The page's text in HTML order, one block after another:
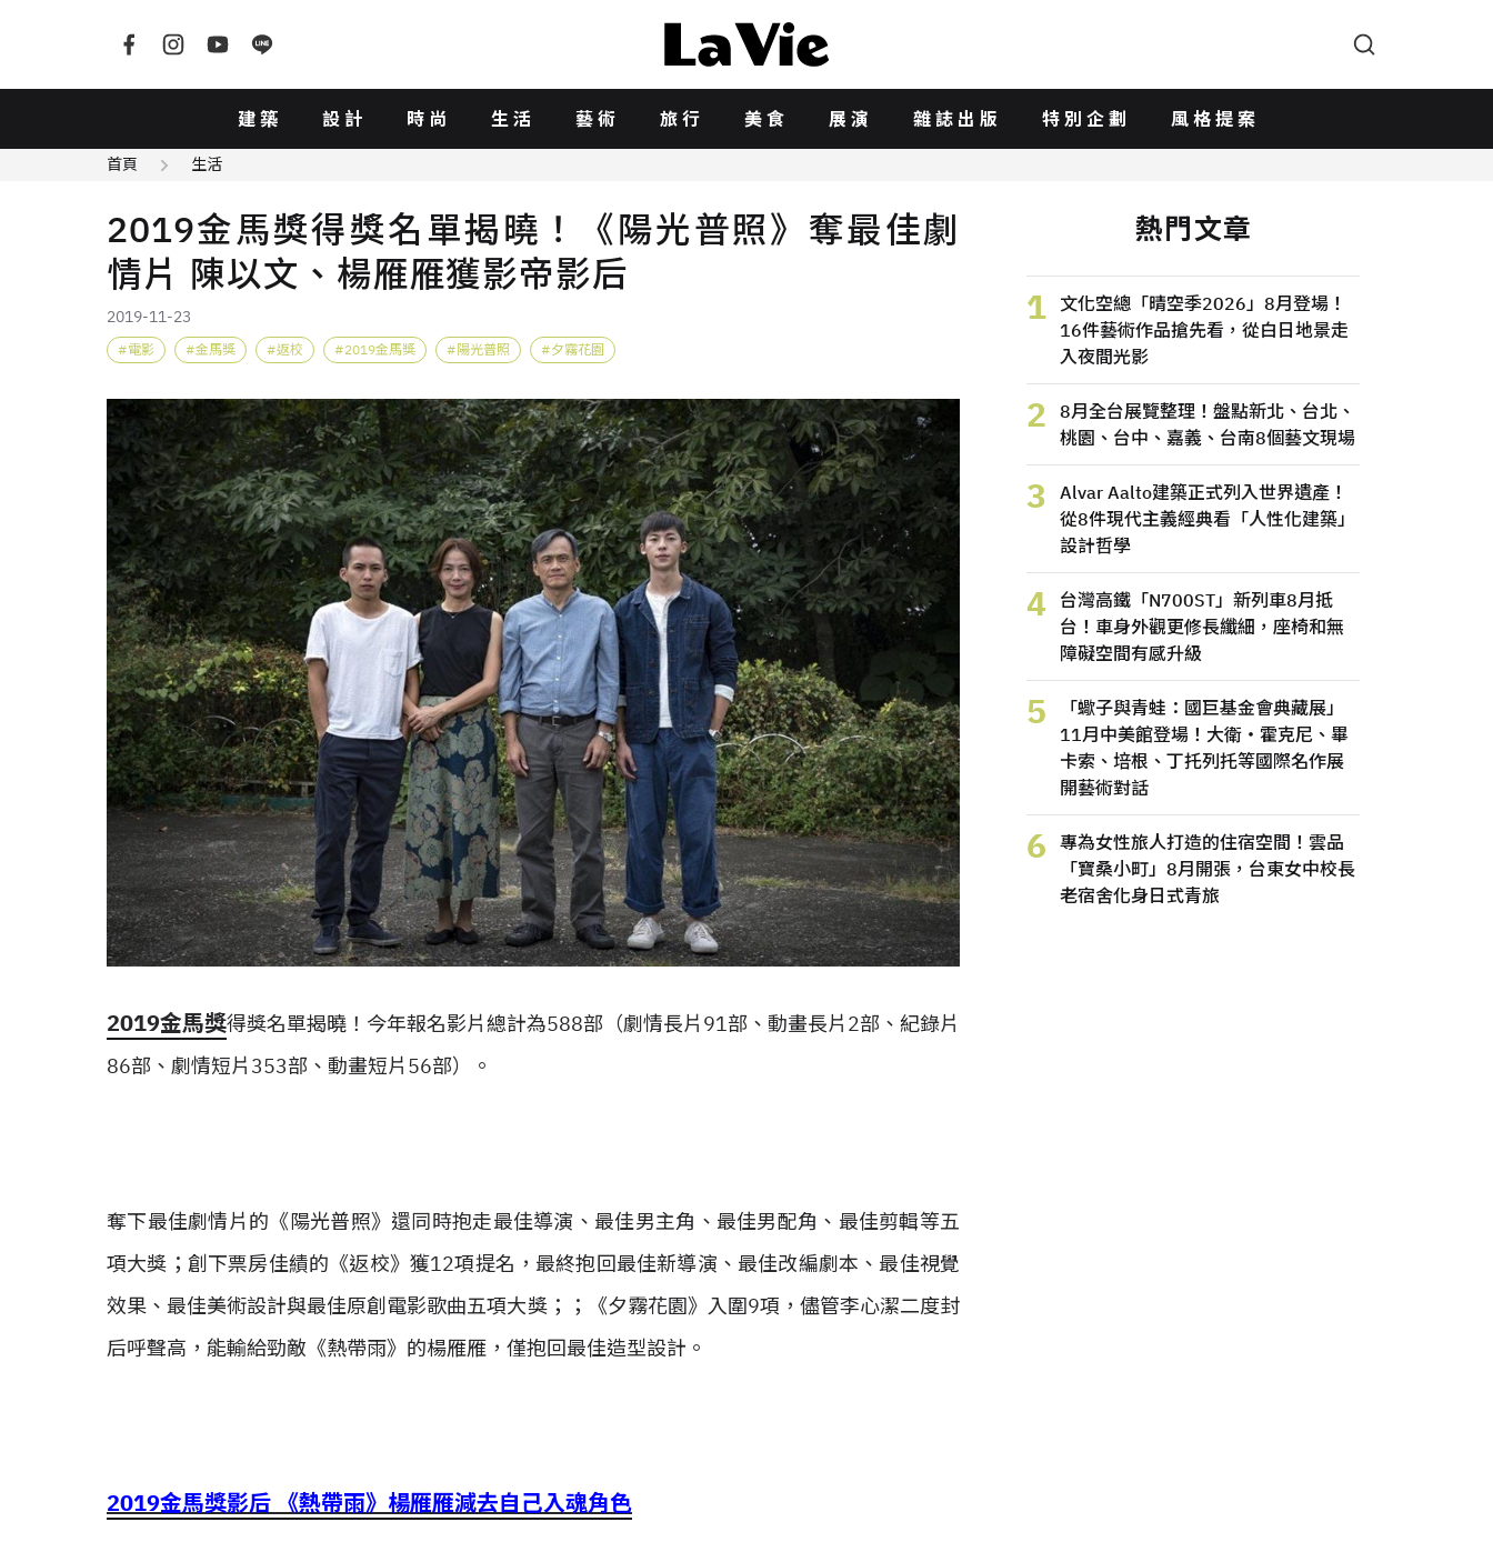
建築 設計 時尚 生活 藝術 旅行 美食 展演 雜誌出版 特別企劃 風格提案
首頁 生活
2019金馬獎得獎名單揭曉！《陽光普照》奪最佳劇
情片 陳以文、楊雁雁獲影帝影后
2019-11-23
電影 金馬獎 返校 2019金馬獎 陽光普照 夕霧花園
2019金馬獎得獎名單揭曉！今年報名影片總計為588部（劇情長片91部、動畫長片2部、紀錄片
86部、劇情短片353部、動畫短片56部）。
奪下最佳劇情片的《陽光普照》還同時抱走最佳導演、最佳男主角 、最佳男配角、最佳剪輯等五
項大獎； 創下票房佳績的《返校》獲12項提名，最終抱回最佳新導演、最佳改編劇本、最佳視覺
效果、最佳美術設計與最佳原創電影歌曲五項大獎；；《夕霧花園》入圍9項，儘管李心潔二度封
后呼聲高，能輸給勁敵《熱帶雨》的楊雁雁，僅抱回最佳造型設計。
2019金馬獎影后 《熱帶雨》楊雁雁減去自己入魂角色
熱門文章
1
文化空總「晴空季2026」8月登場！
16件藝術作品搶先看，從白日地景走
入夜間光影
2
8月全台展覽整理！盤點新北、台北、
桃園、台中、嘉義、台南8個藝文現場
3
Alvar Aalto建築正式列入世界遺產！
從8件現代主義經典看「人性化建築」
設計哲學
4
台灣高鐵「N700ST」新列車8月抵
台！車身外觀更修長纖細，座椅和無
障礙空間有感升級
5
「蠍子與青蛙：國巨基金會典藏展」
11月中美館登場！大衛・霍克尼、畢
卡索、培根、丁托列托等國際名作展
開藝術對話
6
專為女性旅人打造的住宿空間！雲品
「寶桑小町」8月開張，台東女中校長
老宿舍化身日式青旅